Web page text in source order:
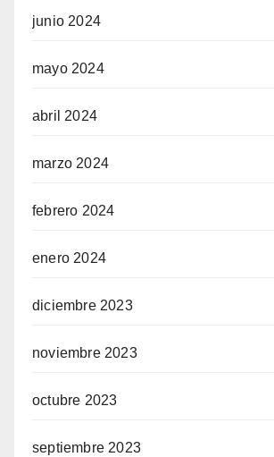
junio 2024
mayo 2024
abril 2024
marzo 2024
febrero 2024
enero 2024
diciembre 2023
noviembre 2023
octubre 2023
septiembre 2023